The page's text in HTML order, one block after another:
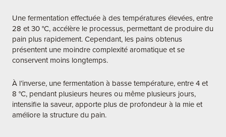
Une fermentation effectuée à des températures élevées, entre
28 et 30 °C, accélère le processus, permettant de produire du
pain plus rapidement. Cependant, les pains obtenus
présentent une moindre complexité aromatique et se
conservent moins longtemps.
À l’inverse, une fermentation à basse température, entre 4 et
8 °C, pendant plusieurs heures ou même plusieurs jours,
intensifie la saveur, apporte plus de profondeur à la mie et
améliore la structure du pain.